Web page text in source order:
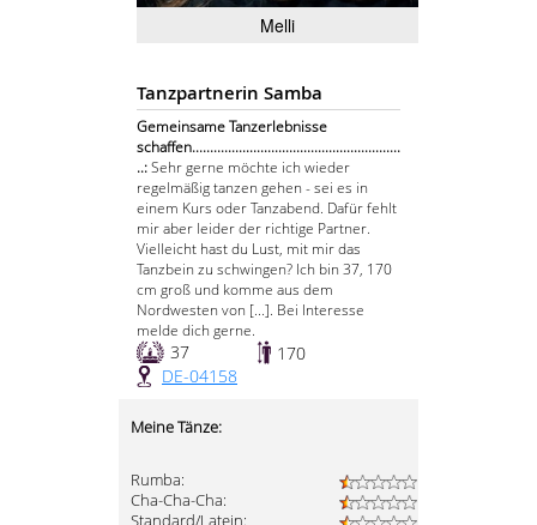
Melli
Tanzpartnerin Samba
Gemeinsame Tanzerlebnisse
schaffen..........................................................
..:Sehr gerne möchte ich wieder
regelmäßig tanzen gehen - sei es in
einem Kurs oder Tanzabend. Dafür fehlt
mir aber leider der richtige Partner.
Vielleicht hast du Lust, mit mir das
Tanzbein zu schwingen? Ich bin 37, 170
cm groß und komme aus dem
Nordwesten von [...]. Bei Interesse
melde dich gerne.
37
170
DE-04158
Meine Tänze:
Rumba:
Cha-Cha-Cha: